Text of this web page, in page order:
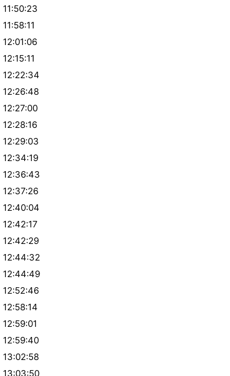
11:50:23
11:58:11
12:01:06
12:15:11
12:22:34
12:26:48
12:27:00
12:28:16
12:29:03
12:34:19
12:36:43
12:37:26
12:40:04
12:42:17
12:42:29
12:44:32
12:44:49
12:52:46
12:58:14
12:59:01
12:59:40
13:02:58
13:03:50